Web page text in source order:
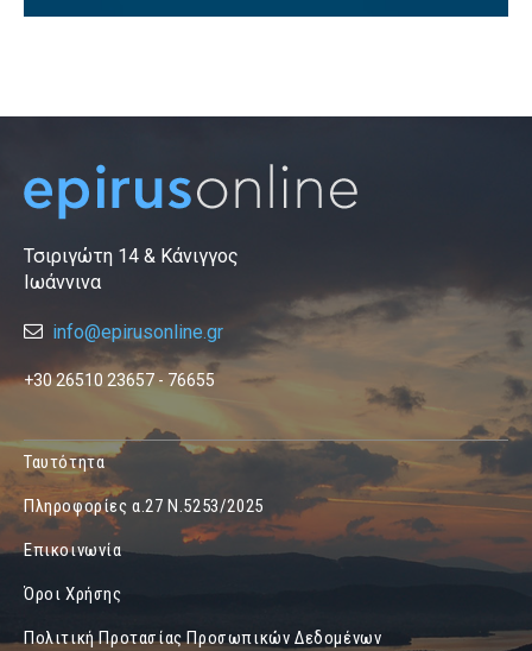
Τσιριγώτη 14 & Κάνιγγος
Ιωάννινα
info@epirusonline.gr
+30 26510 23657 - 76655
Ταυτότητα
Πληροφορίες α.27 Ν.5253/2025
Επικοινωνία
Όροι Χρήσης
Πολιτική Προτασίας Προσωπικών Δεδομένων